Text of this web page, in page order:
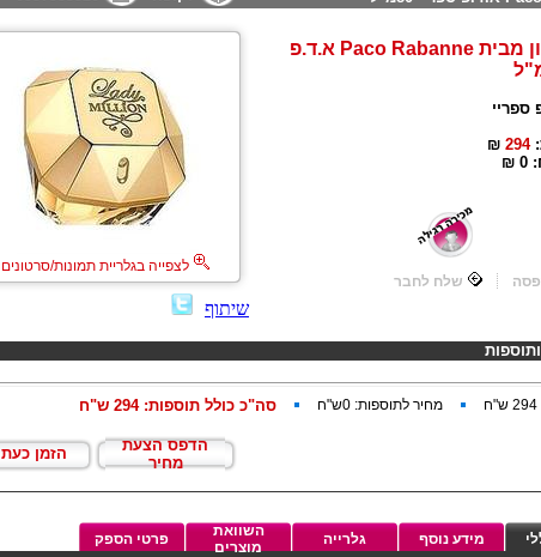
ליידי מיליון מבית Paco Rabanne א.ד.פ
294
₪
₪ 0
שלח לחבר
לצפייה בגלריית תמונות/סרטונים
שיתוף
294 ש"ח מחיר לתוספות: 0ש"ח סה"כ כולל תוספות:294 ש"ח
הדפס הצעת
מחיר
הזמן כעת
מידע נוסף גלרייה
השוואת
מוצרים
פרטי הספק